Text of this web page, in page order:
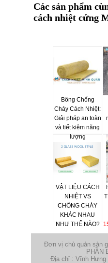
Các sản phẩm
cách nhiệt cứng
Bông Chống
Cháy Cách Nhiệt:
Giải pháp an toàn
và tiết kiệm năng
lượng
VẬT LIỆU CÁCH
NHIỆT VS
CHỐNG CHÁY
KHÁC NHAU
NHƯ THẾ NÀO?
Đơn vị chủ quản sàn
PHẦN
Địa chỉ : Vĩnh Hưng